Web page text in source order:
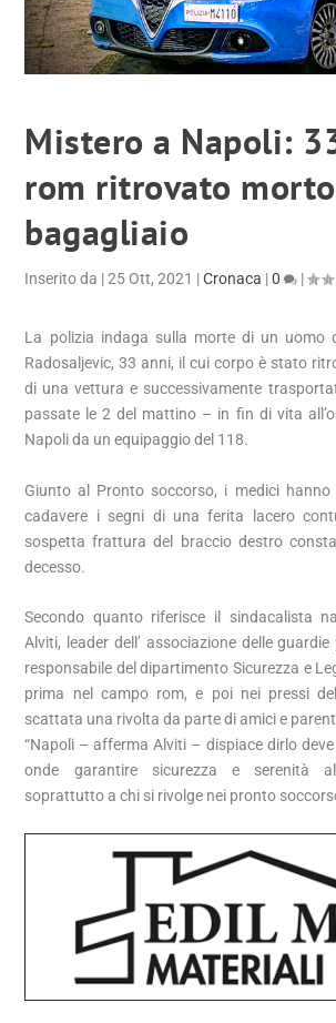
Mistero a Napoli:
rom ritrovato
bagagliaio
Inserito da |25 Ott, 2021 |Cronaca |0 |
La polizia indaga sulla morte di un uomo
Radosaljevic, 33 anni, il cui corpo è stato
di una vettura e successivamente
passate le 2 del mattino – in fin di vita
Napoli da un equipaggio del 118.
Giunto al Pronto soccorso, i medici
cadavere i segni di una ferita lacero
sospetta frattura del braccio destro
decesso.
Secondo quanto riferisce il sindacalista
Alviti, leader dell’ associazione delle
responsabile del dipartimento Sicurezza e
prima nel campo rom, e poi nei pressi
scattata una rivolta da parte di amici e
“Napoli – afferma Alviti – dispiace dirlo
onde garantire sicurezza e serenità
soprattutto a chi si rivolge nei pronto